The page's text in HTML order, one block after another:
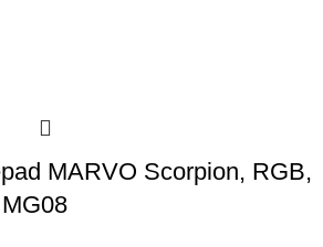
MARVO Scorpion, RGB,